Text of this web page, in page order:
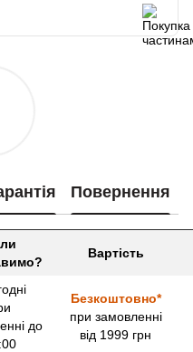
Повернення
Вартість
до
Безкоштовно*
при замовленні
від 1999 грн